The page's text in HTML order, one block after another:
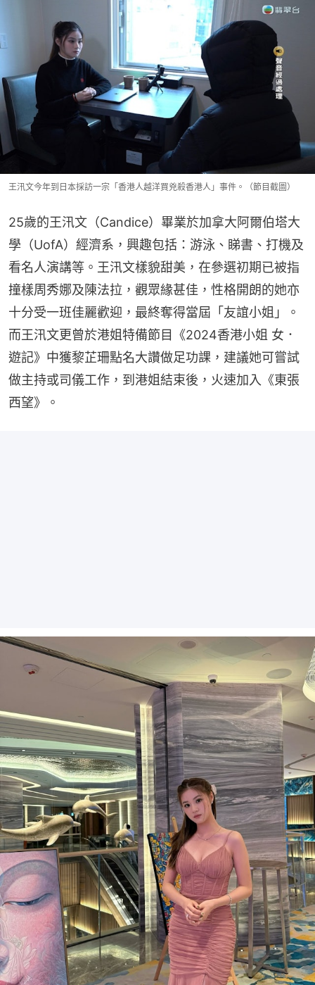
王汛文今年到日本採訪一宗「香港人越洋買兇殺香港人」事件。（節目截圖）
25歲的王汛文（Candice）畢業於加拿大阿爾伯塔大
學（UofA）經濟系，興趣包括：游泳、睇書、打機及
看名人演講等。王汛文樣貌甜美，在參選初期已被指
撞樣周秀娜及陳法拉，觀眾緣甚佳，性格開朗的她亦
十分受一班佳麗歡迎，最終奪得當屆「友誼小姐」。
而王汛文更曾於港姐特備節目《2024香港小姐 女．
遊記》中獲黎芷珊點名大讚做足功課，建議她可嘗試
做主持或司儀工作，到港姐結束後，火速加入《東張
西望》。